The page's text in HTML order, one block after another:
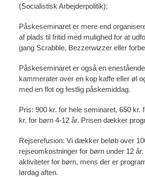
(Socialistisk Arbejderpolitik):
Påskeseminaret er mere end
af plads til fritid med mulighed for at
gang Scrabble, Bezzerwizzer eller
Påskeseminaret er også en
kammerater over en kop kaffe eller øl
med en flot og festlig påskemiddag.
Pris: 900 kr. for hele seminaret, 650
kr. for børn 4-12 år. Prisen dækker
Rejserefusion: Vi dækker beløb over
rejseomkostninger for børn under 12
aktiviteter for børn, mens der er
lørdag aften.